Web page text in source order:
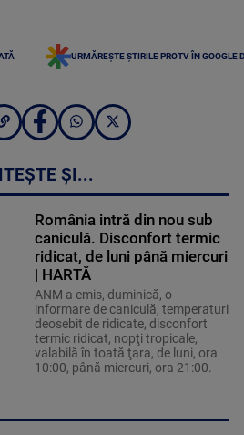
URMĂREȘTE ȘTIRILE PROTV ÎN GOOGLE
ȘI...
România intră din nou sub
caniculă. Disconfort termic
ridicat, de luni până miercuri
| HARTĂ
ANM a emis, duminică, o
informare de caniculă, temperaturi
deosebit de ridicate, disconfort
termic ridicat, nopţi tropicale,
valabilă în toată ţara, de luni, ora
10:00, până miercuri, ora 21:00.